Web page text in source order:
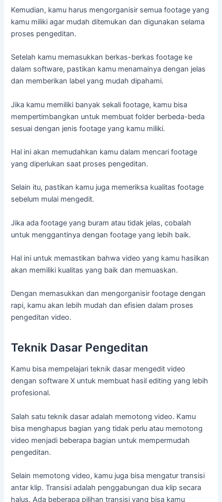
Kemudian, kamu harus mengorganisir semua footage yang
kamu miliki agar mudah ditemukan dan digunakan selama
proses pengeditan.
Setelah kamu memasukkan berkas-berkas footage ke
dalam software, pastikan kamu menamainya dengan jelas
dan memberikan label yang mudah dipahami.
Jika kamu memiliki banyak sekali footage, kamu bisa
mempertimbangkan untuk membuat folder berbeda-beda
sesuai dengan jenis footage yang kamu miliki.
Hal ini akan memudahkan kamu dalam mencari footage
yang diperlukan saat proses pengeditan.
Selain itu, pastikan kamu juga memeriksa kualitas footage
sebelum mulai mengedit.
Jika ada footage yang buram atau tidak jelas, cobalah
untuk menggantinya dengan footage yang lebih baik.
Hal ini untuk memastikan bahwa video yang kamu hasilkan
akan memiliki kualitas yang baik dan memuaskan.
Dengan memasukkan dan mengorganisir footage dengan
rapi, kamu akan lebih mudah dan efisien dalam proses
pengeditan video.
Teknik Dasar Pengeditan
Kamu bisa mempelajari teknik dasar mengedit video
dengan software X untuk membuat hasil editing yang lebih
profesional.
Salah satu teknik dasar adalah memotong video. Kamu
bisa menghapus bagian yang tidak perlu atau memotong
video menjadi beberapa bagian untuk mempermudah
pengeditan.
Selain memotong video, kamu juga bisa mengatur transisi
antar klip. Transisi adalah penggabungan dua klip secara
halus. Ada beberapa pilihan transisi yang bisa kamu